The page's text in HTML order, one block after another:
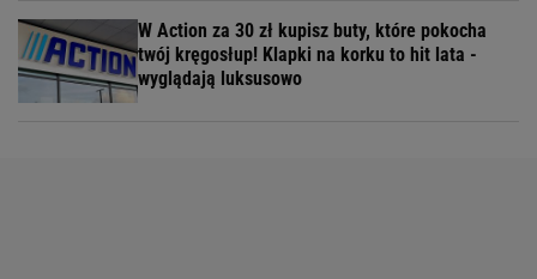
W Action za 30 zł kupisz buty, które pokocha
twój kręgosłup! Klapki na korku to hit lata -
wyglądają luksusowo